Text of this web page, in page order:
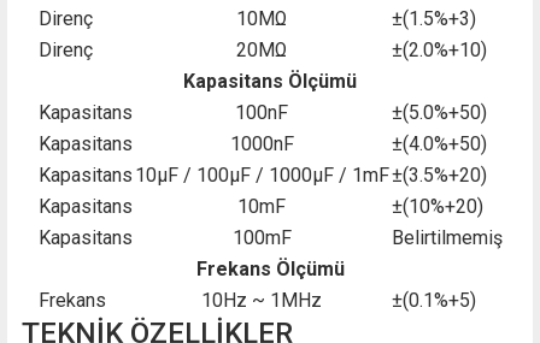
Direnç
10MΩ
±(1.5%+3)
Direnç
20MΩ
±(2.0%+10)
Kapasitans Ölçümü
Kapasitans
100nF
±(5.0%+50)
Kapasitans
1000nF
±(4.0%+50)
Kapasitans 10µF / 100µF / 1000µF / 1mF±(3.5%+20)
Kapasitans
10mF
±(10%+20)
Kapasitans
100mF
Belirtilmemiş
Frekans Ölçümü
Frekans
10Hz ~ 1MHz ±(0.1%+5)
TEKNİK ÖZELLİKLER